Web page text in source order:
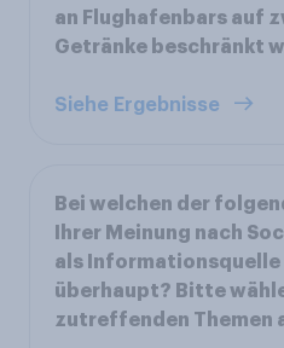
an Flughafenbars auf
Getränke beschränkt
Siehe Ergebnisse
Bei welchen der
Ihrer Meinung nach
als Informationsquelle
überhaupt? Bitte
zutreffenden Themen